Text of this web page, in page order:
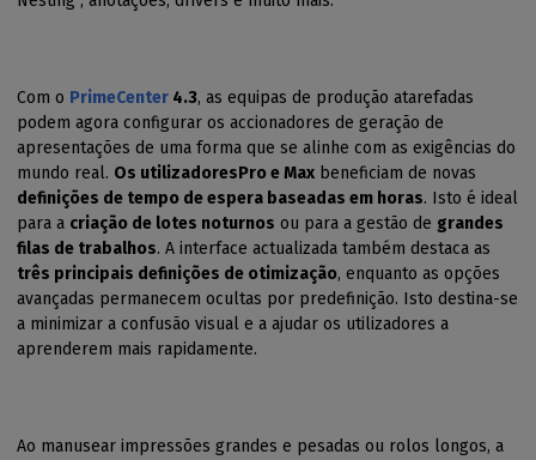
Com o PrimeCenter 4.3, as equipas de produção atarefadas
podem agora configurar os accionadores de geração de
apresentações de uma forma que se alinhe com as exigências do
mundo real. Os utilizadoresPro e Max beneficiam de novas
definições de tempo de espera baseadas em horas. Isto é ideal
para a criação de lotes noturnos ou para a gestão de grandes
filas de trabalhos. A interface actualizada também destaca as
três principais definições de otimização, enquanto as opções
avançadas permanecem ocultas por predefinição. Isto destina-se
a minimizar a confusão visual e a ajudar os utilizadores a
aprenderem mais rapidamente.
Ao manusear impressões grandes e pesadas ou rolos longos, a